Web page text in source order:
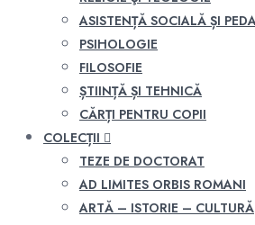
ASISTENȚĂ SOCIALĂ ȘI
PSIHOLOGIE
FILOSOFIE
ȘTIINȚĂ ȘI TEHNICĂ
CĂRȚI PENTRU COPII
COLECȚII
TEZE DE DOCTORAT
AD LIMITES ORBIS ROMANI
ARTĂ – ISTORIE – CULTURĂ